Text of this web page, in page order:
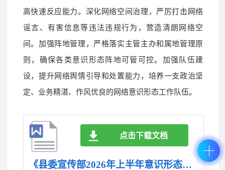
高快速反应能力。深化网络空间治理，严厉打击网络
谣言、有害信息等违法违规行为，营造清朗网络空
间。加强阵地管理，严格落实主管主办和属地管理原
则，确保各类意识形态阵地可管可控。加强队伍建
设，提升网络舆情引导和处置能力，培养一支政治坚
定、业务精湛、作风优良的网络意识形态工作队伍。
《县委宣传部2026年上半年意识形态工作情况总结.doc》
点击下载文档